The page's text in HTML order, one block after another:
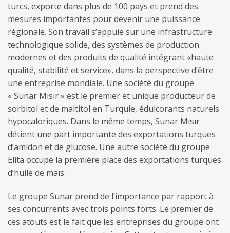
turcs, exporte dans plus de 100 pays et prend des
mesures importantes pour devenir une puissance
régionale. Son travail s’appuie sur une infrastructure
technologique solide, des systèmes de production
modernes et des produits de qualité intégrant «haute
qualité, stabilité et service», dans la perspective d’être
une entreprise mondiale. Une société du groupe
« Sunar Mısır » est le premier et unique producteur de
sorbitol et de maltitol en Turquie, édulcorants naturels
hypocaloriques. Dans le même temps, Sunar Mısır
détient une part importante des exportations turques
d’amidon et de glucose. Une autre société du groupe
Elita occupe la première place des exportations turques
d’huile de maïs.
Le groupe Sunar prend de l’importance par rapport à
ses concurrents avec trois points forts. Le premier de
ces atouts est le fait que les entreprises du groupe ont